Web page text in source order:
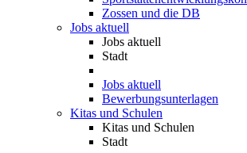
Zossen und die DB
Jobs aktuell
Jobs aktuell
Stadt
Jobs aktuell
Bewerbungsunterlagen
Kitas und Schulen
Kitas und Schulen
Stadt